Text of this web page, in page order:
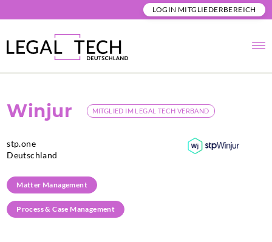
LOGIN MITGLIEDERBEREICH
Winjur MITGLIED IM LEGAL TECH VERBAND
stp.one
Deutschland
Matter Management
Process & Case Management